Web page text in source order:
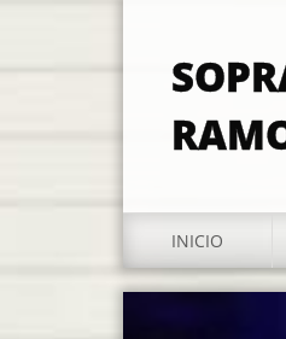
INICIO